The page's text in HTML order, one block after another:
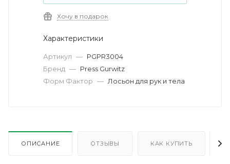
Хочу в подарок
Характеристики
Артикул — PGPR3004
Бренд — Press Gurwitz
Форм Фактор — Лосьон для рук и тела
ОПИСАНИЕ ОТЗЫВЫ КАК КУПИТЬ